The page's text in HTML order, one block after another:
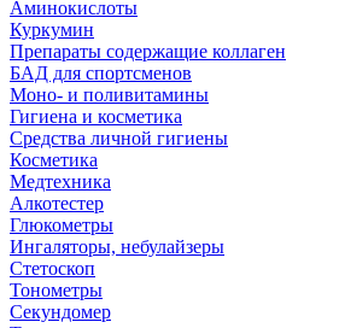
Аминокислоты
Куркумин
Препараты содержащие коллаген
БАД для спортсменов
Моно- и поливитамины
Гигиена и косметика
Средства личной гигиены
Косметика
Медтехника
Алкотестер
Глюкометры
Ингаляторы, небулайзеры
Стетоскоп
Тонометры
Секундомер